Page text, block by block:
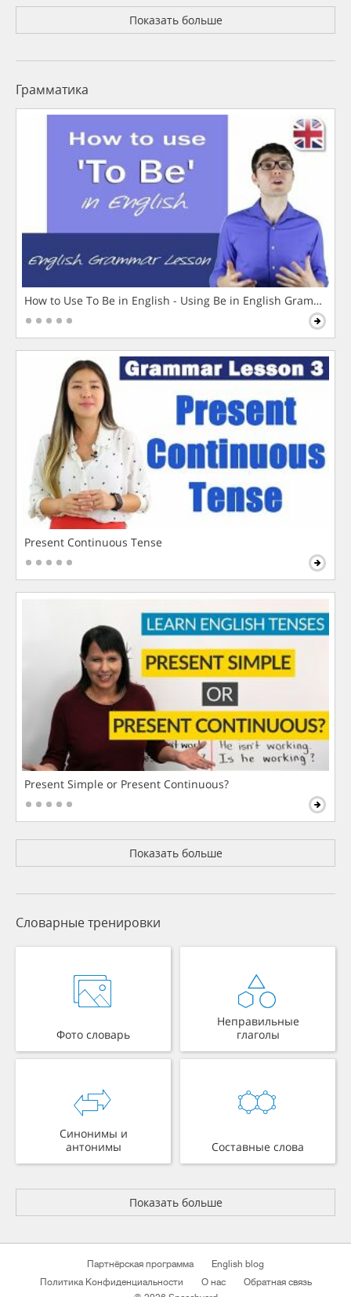
Показать больше
Грамматика
How to Use To Be in English - Using Be in English Grammar
Present Continuous Tense
Present Simple or Present Continuous?
Показать больше
Словарные тренировки
Фото словарь
Неправильные
глаголы
Синонимы и
антонимы
Составные слова
Показать больше
Партнёрская программа
English blog
Политика Конфиденциальности
О нас
Обратная связь